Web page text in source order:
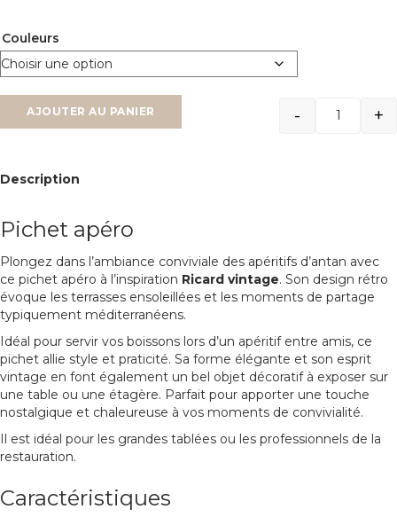
Couleurs
- +
AJOUTER AU PANIER
Description
Pichet apéro
Plongez dans l’ambiance conviviale des apéritifs d’antan avec
ce pichet apéro à l’inspiration Ricard vintage. Son design rétro
évoque les terrasses ensoleillées et les moments de partage
typiquement méditerranéens.
Idéal pour servir vos boissons lors d’un apéritif entre amis, ce
pichet allie style et praticité. Sa forme élégante et son esprit
vintage en font également un bel objet décoratif à exposer sur
une table ou une étagère. Parfait pour apporter une touche
nostalgique et chaleureuse à vos moments de convivialité.
Il est idéal pour les grandes tablées ou les professionnels de la
restauration.
Caractéristiques